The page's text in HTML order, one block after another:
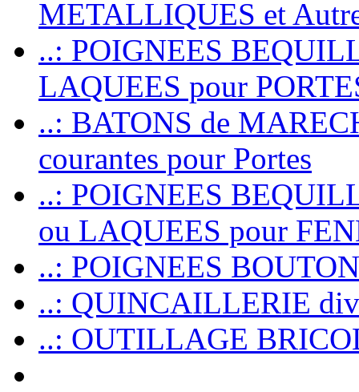
METALLIQUES et
..: POIGNEES
LAQUEES pour
..: BATONS de
courantes pour Portes
..: POIGNEES
ou LAQUEES pour
..: POIGNEES
..: QUINCAILLERIE
..: OUTILLAGE